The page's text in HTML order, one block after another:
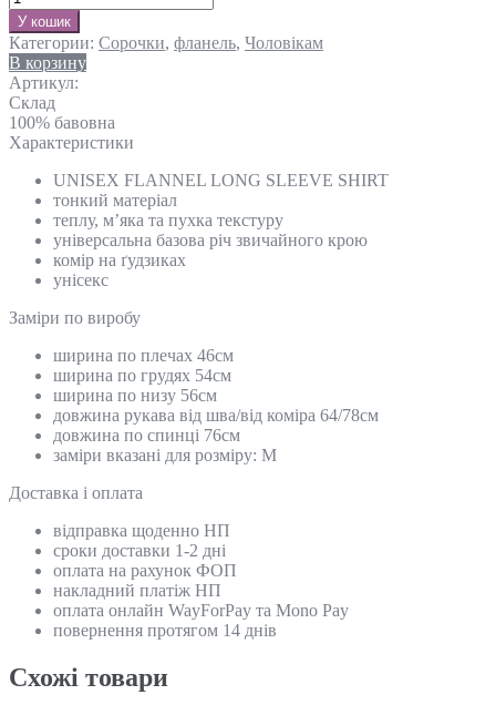
У кошик
Категории: Сорочки, фланель, Чоловікам
В корзину
Артикул:
Склад
100% бавовна
Характеристики
UNISEX FLANNEL LONG SLEEVE SHIRT
тонкий матеріал
теплу, м’яка та пухка текстуру
універсальна базова річ звичайного крою
комір на ґудзиках
унісекс
Замiри по виробу
ширина по плечах 46см
ширина по грудях 54см
ширина по низу 56см
довжина рукава від шва/від коміра 64/78см
довжина по спинці 76см
заміри вказані для розміру: M
Доставка і оплата
відправка щоденно НП
сроки доставки 1-2 дні
оплата на рахунок ФОП
накладний платіж НП
оплата онлайн WayForPay та Mono Pay
повернення протягом 14 днів
Схожi товари